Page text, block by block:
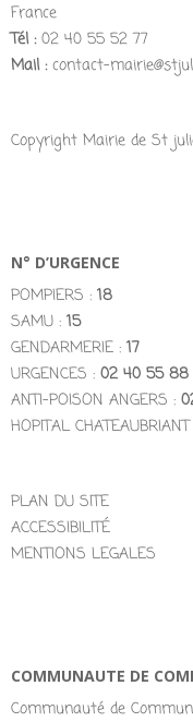
France
Tél :02 40 55 52 77
Mail :contact-
Copyright Mairie de St
N° D’URGENCE
POMPIERS : 18
SAMU : 15
GENDARMERIE : 17
URGENCES : 02 40 55 88
ANTI-POISON ANGERS :
HOPITAL
PLAN DU SITE
ACCESSIBILITÉ
MENTIONS LEGALES
COMMUNAUTE DE
Communauté de